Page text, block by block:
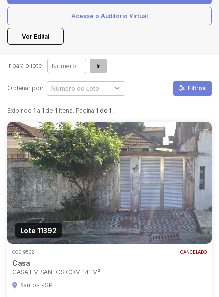
Acesse o Auditório Virtual
Ver Edital
Exibindo 1 a 1 de 1 itens. Página 1 de 1.
Ir para o lote: Ir
Ordenar por: Filtros
Lote 11392
COD. 9532 CANCELADO
Casa
CASA EM SANTOS COM 141 M²
Santos - SP